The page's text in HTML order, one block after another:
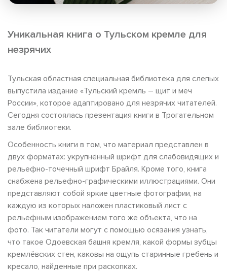
Уникальная книга о Тульском кремле для
незрячих
Тульская областная специальная библиотека для слепых
выпустила издание «Тульский кремль – щит и меч
России», которое адаптировано для незрячих читателей.
Сегодня состоялась презентация книги в Трогательном
зале библиотеки.
Особенность книги в том, что материал представлен в
двух форматах: укрупнённый шрифт для слабовидящих и
рельефно-точечный шрифт Брайля. Кроме того, книга
снабжена рельефно-графическими иллюстрациями. Они
представляют собой яркие цветные фотографии, на
каждую из которых наложен пластиковый лист с
рельефным изображением того же объекта, что на
фото. Так читатели могут с помощью осязания узнать,
что такое Одоевская башня кремля, какой формы зубцы
кремлёвских стен, каковы на ощупь старинные гребень и
кресало, найденные при раскопках.